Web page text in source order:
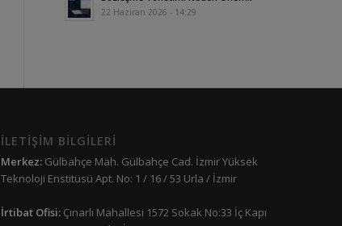
22 Haziran 2026 - 14:29
İLETİŞİM BİLGİLERİ
Merkez: Gülbahçe Mah. Gülbahçe Cad. İzmir Yüksek
Teknoloji Enstitüsü Apt. No: 1 / 16 / 53 Urla / İzmir
İrtibat Ofisi: Çınarlı Mahallesi 1572 Sokak No:33 İç Kapı